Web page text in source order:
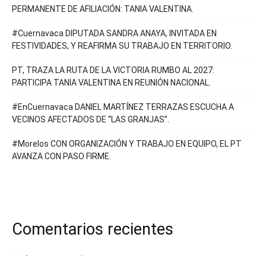
PERMANENTE DE AFILIACIÓN: TANIA VALENTINA.
#Cuernavaca DIPUTADA SANDRA ANAYA, INVITADA EN
FESTIVIDADES, Y REAFIRMA SU TRABAJO EN TERRITORIO.
PT, TRAZA LA RUTA DE LA VICTORIA RUMBO AL 2027:
PARTICIPA TANIA VALENTINA EN REUNIÓN NACIONAL.
#EnCuernavaca DANIEL MARTÍNEZ TERRAZAS ESCUCHA A
VECINOS AFECTADOS DE “LAS GRANJAS”.
#Morelos CON ORGANIZACIÓN Y TRABAJO EN EQUIPO, EL PT
AVANZA CON PASO FIRME.
Comentarios recientes